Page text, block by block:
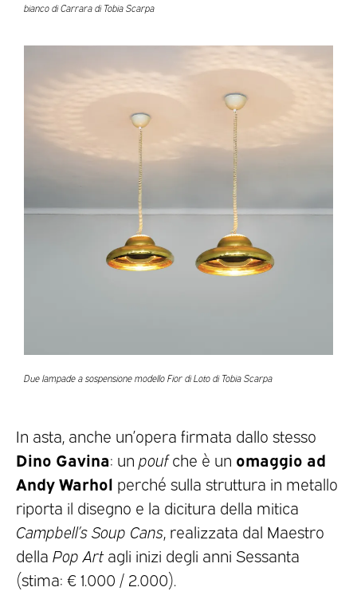
bianco di Carrara di Tobia Scarpa
Due lampade a sospensione modello Fior di Loto di Tobia Scarpa
In asta, anche un’opera firmata dallo stesso
Dino Gavina: un poufche è un omaggio ad
Andy Warhol perché sulla struttura in metallo
riporta il disegno e la dicitura della mitica
Campbell’s Soup Cans , realizzata dal Maestro
della Pop Artagli inizi degli anni Sessanta
(stima: € 1.000 / 2.000).